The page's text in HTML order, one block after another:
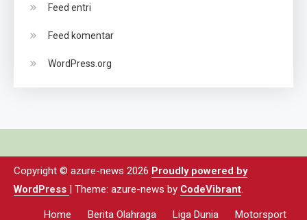
Feed entri
Feed komentar
WordPress.org
Copyright © azure-news 2026 Proudly powered by
WordPress | Theme: azure-news by CodeVibrant
Home Berita Olahraga Liga Dunia Motorsport